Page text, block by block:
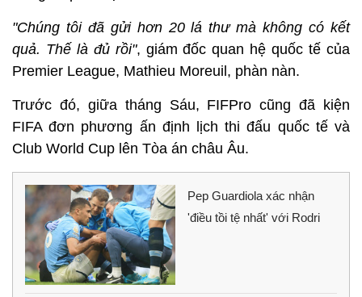
"Chúng tôi đã gửi hơn 20 lá thư mà không có kết
quả. Thế là đủ rồi", giám đốc quan hệ quốc tế của
Premier League, Mathieu Moreuil, phàn nàn.
Trước đó, giữa tháng Sáu, FIFPro cũng đã kiện
FIFA đơn phương ấn định lịch thi đấu quốc tế và
Club World Cup lên Tòa án châu Âu.
Pep Guardiola xác nhận
'điều tồi tệ nhất' với Rodri